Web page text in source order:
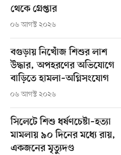
থেকে গ্রেপ্তার
০৬ আগস্ট ২০২৬
বগুড়ায় নিখোঁজ শিশুর লাশ
উদ্ধার, অপহরণের অভিযোগে
বাড়িতে হামলা–অগ্নিসংযোগ
০৬ আগস্ট ২০২৬
সিলেটে শিশু ধর্ষণচেষ্টা–হত্যা
মামলায় ৯০ দিনের মধ্যে রায়,
একজনের মৃত্যুদণ্ড